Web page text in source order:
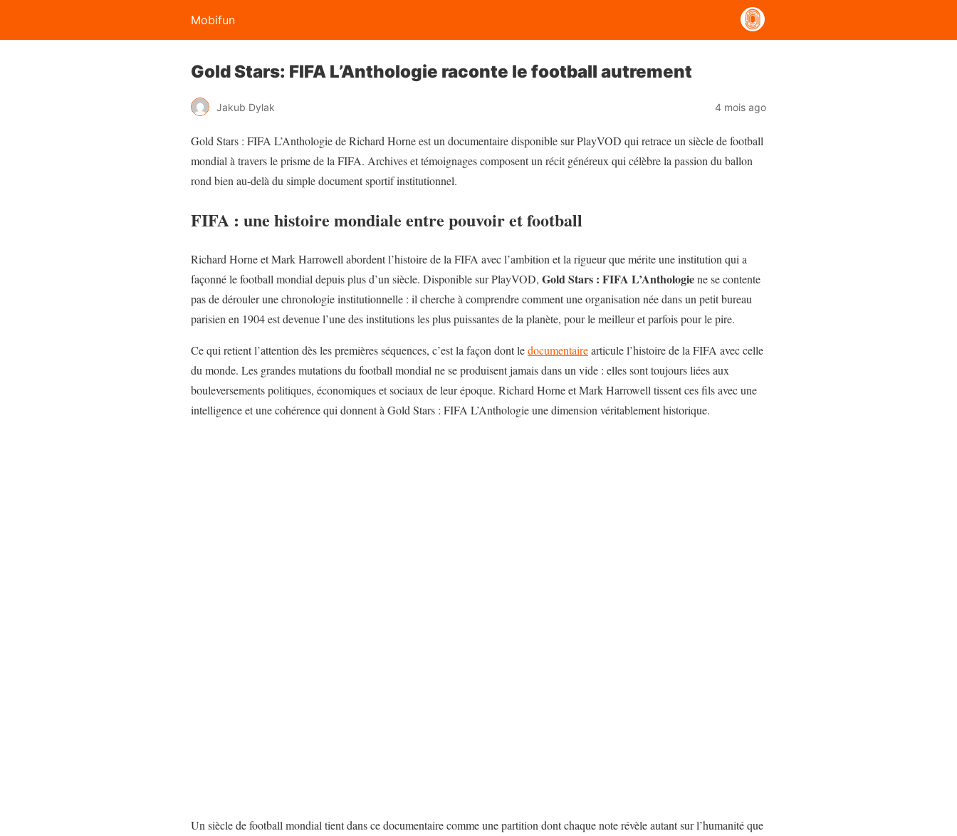
Mobifun
Gold Stars: FIFA L’Anthologie raconte le football autrement
Jakub Dylak 4 mois ago
Gold Stars : FIFA L’Anthologie de Richard Horne est un documentaire disponible sur PlayVOD qui retrace un siècle de football
mondial à travers le prisme de la FIFA. Archives et témoignages composent un récit généreux qui célèbre la passion du ballon
rond bien au-delà du simple document sportif institutionnel.
FIFA : une histoire mondiale entre pouvoir et football
Richard Horne et Mark Harrowell abordent l’histoire de la FIFA avec l’ambition et la rigueur que mérite une institution qui a
façonné le football mondial depuis plus d’un siècle. Disponible sur PlayVOD, Gold Stars : FIFA L’Anthologiene se contente
pas de dérouler une chronologie institutionnelle : il cherche à comprendre comment une organisation née dans un petit bureau
parisien en 1904 est devenue l’une des institutions les plus puissantes de la planète, pour le meilleur et parfois pour le pire.
Ce qui retient l’attention dès les premières séquences, c’est la façon dont ledocumentairearticule l’histoire de la FIFA avec celle
du monde. Les grandes mutations du football mondial ne se produisent jamais dans un vide : elles sont toujours liées aux
bouleversements politiques, économiques et sociaux de leur époque. Richard Horne et Mark Harrowell tissent ces fils avec une
intelligence et une cohérence qui donnent à Gold Stars : FIFA L’Anthologie une dimension véritablement historique.
Un siècle de football mondial tient dans ce documentaire comme une partition dont chaque note révèle autant sur l’humanité que